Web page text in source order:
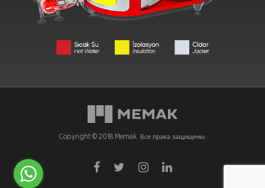
Copyright © 2018 Memak. Все права защищены.